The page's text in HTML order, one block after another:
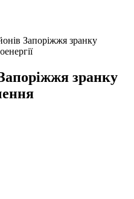
Запоріжжя зранку
зранку